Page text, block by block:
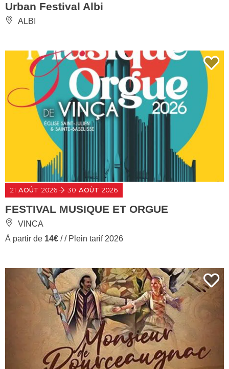
Urban Festival Albi
ALBI
21 AOÛT 2026 30 AOÛT 2026
FESTIVAL MUSIQUE ET ORGUE
VINCA
À partir de 14€ / / Plein tarif 2026